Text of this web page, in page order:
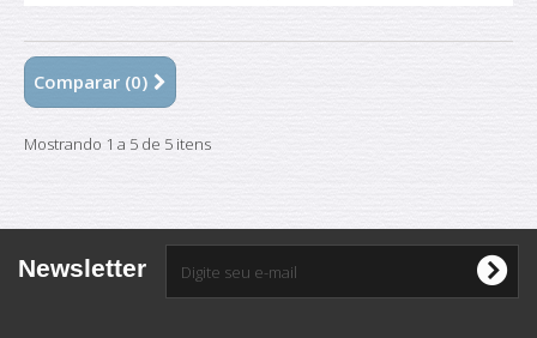
Comparar (0)
Mostrando 1 a 5 de 5 itens
Newsletter